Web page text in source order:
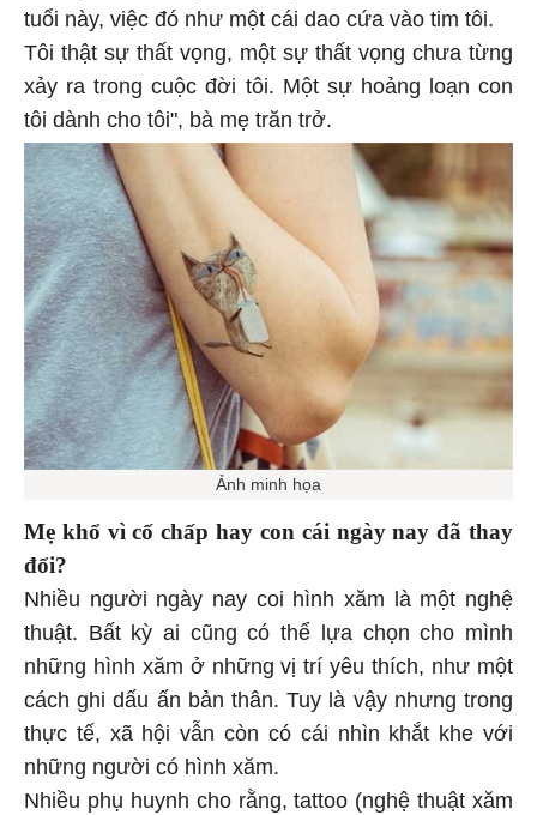
tuổi này, việc đó như một cái dao cứa vào tim tôi.
Tôi thật sự thất vọng, một sự thất vọng chưa từng
xảy ra trong cuộc đời tôi. Một sự hoảng loạn con
tôi dành cho tôi", bà mẹ trăn trở.
Ảnh minh họa
Mẹ khổ vì cố chấp hay con cái ngày nay đã thay
đổi?
Nhiều người ngày nay coi hình xăm là một nghệ
thuật. Bất kỳ ai cũng có thể lựa chọn cho mình
những hình xăm ở những vị trí yêu thích, như một
cách ghi dấu ấn bản thân. Tuy là vậy nhưng trong
thực tế, xã hội vẫn còn có cái nhìn khắt khe với
những người có hình xăm.
Nhiều phụ huynh cho rằng, tattoo (nghệ thuật xăm